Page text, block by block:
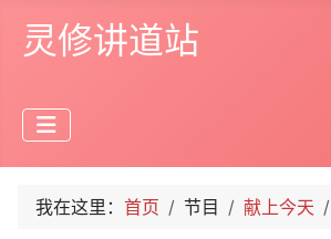
灵修讲道站
我在这里： 首页 节目 献上今天